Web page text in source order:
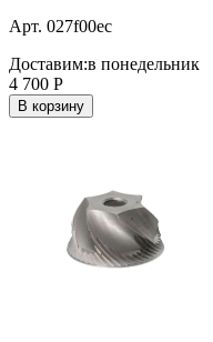
Арт. 027f00ec
Доставим:в понедельник
4 700 Р
В корзину